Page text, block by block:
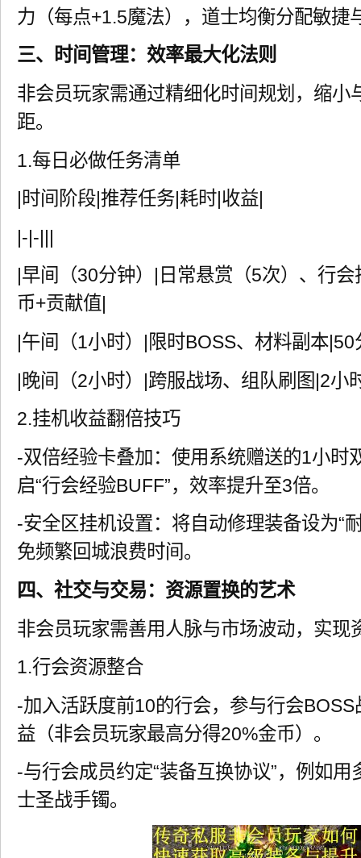
力（每点+1.5魔法），道士均衡分配敏捷
三、时间管理：效率最大化法则
非会员玩家需通过精细化时间规划，缩小
距。
1.每日必做任务清单
|时间阶段|推荐任务|耗时|收益|
|-|-|||
|早间（30分钟）|日常悬赏（5次）、行
币+贡献值|
|午间（1小时）|限时BOSS、材料副本
|晚间（2小时）|跨服战场、组队刷图|2小
2.挂机收益翻倍技巧
-双倍经验卡叠加：使用系统赠送的1小时
启“行会经验BUFF”，效率提升至3倍。
-安全区挂机设置：将自动修理装备设为“
免频繁回城浪费时间。
四、社交与交易：资源置换的艺术
非会员玩家需善用人脉与市场波动，实现
1.行会资源整合
-加入活跃度前10的行会，参与行会BOSS
益（非会员玩家最高分得20%金币）。
-与行会成员约定“装备互换协议”，例如
士圣战手镯。